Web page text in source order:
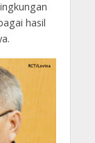
hasil